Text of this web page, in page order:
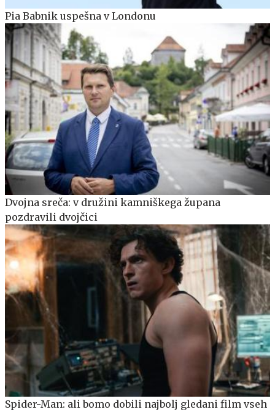
Pia Babnik uspešna v Londonu
Dvojna sreča: v družini kamniškega župana
pozdravili dvojčici
Spider-Man: ali bomo dobili najbolj gledani film vseh